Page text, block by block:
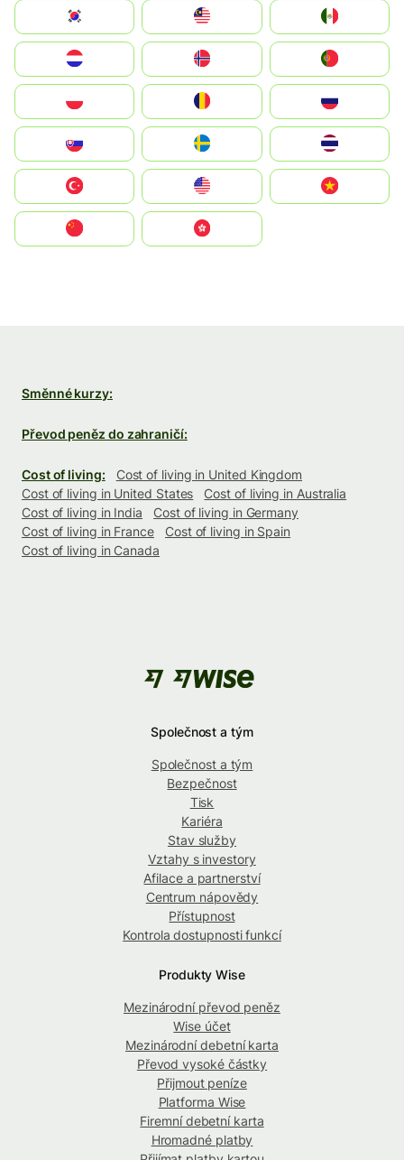
South Korea
United States
中國香港特別行政區
Směnné kurzy:
Převod peněz do zahraničí:
Cost of living:
Cost of living in United Kingdom
Cost of living in United States
Cost of living in Australia
Cost of living in India
Cost of living in Germany
Cost of living in France
Cost of living in Spain
Cost of living in Canada
Společnost a tým
Společnost a tým
Bezpečnost
Tisk
Kariéra
Stav služby
Vztahy s investory
Afilace a partnerství
Centrum nápovědy
Přístupnost
Kontrola dostupnosti funkcí
Produkty Wise
Mezinárodní převod peněz
Wise účet
Mezinárodní debetní karta
Převod vysoké částky
Přijmout peníze
Platforma Wise
Firemní debetní karta
Hromadné platby